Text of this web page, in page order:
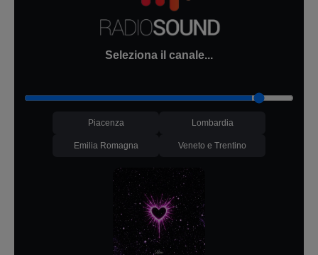
Seleziona il canale...
Piacenza Lombardia
Emilia Romagna Veneto e Trentino